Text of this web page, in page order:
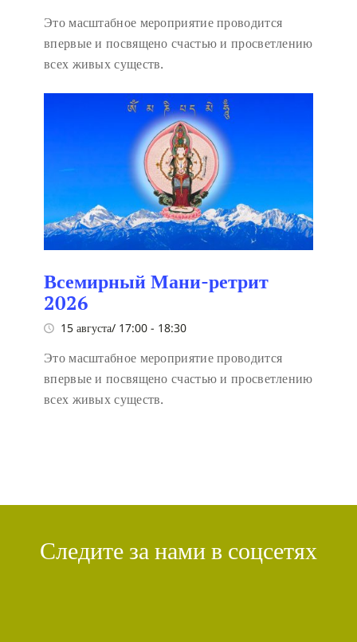
Это масштабное мероприятие проводится
впервые и посвящено счастью и просветлению
всех живых существ.
Всемирный Мани-ретрит
2026
15 августа/ 17:00 - 18:30
Это масштабное мероприятие проводится
впервые и посвящено счастью и просветлению
всех живых существ.
Следите за нами в соцсетях